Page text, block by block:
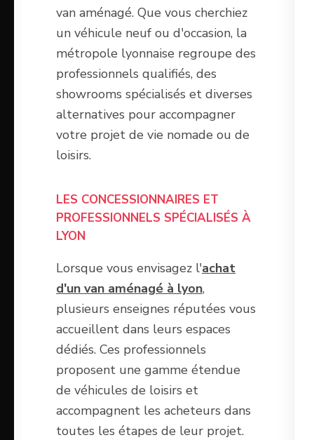
van aménagé. Que vous cherchiez
un véhicule neuf ou d'occasion, la
métropole lyonnaise regroupe des
professionnels qualifiés, des
showrooms spécialisés et diverses
alternatives pour accompagner
votre projet de vie nomade ou de
loisirs.
LES CONCESSIONNAIRES ET
PROFESSIONNELS SPÉCIALISÉS À
LYON
Lorsque vous envisagez l'achat
d'un van aménagé à lyon,
plusieurs enseignes réputées vous
accueillent dans leurs espaces
dédiés. Ces professionnels
proposent une gamme étendue
de véhicules de loisirs et
accompagnent les acheteurs dans
toutes les étapes de leur projet.